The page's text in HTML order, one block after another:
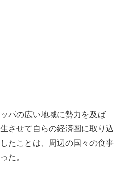
パの広い地域に勢力を及ば
させて自らの経済圏に取り込
たことは、周辺の国々の食事
た。